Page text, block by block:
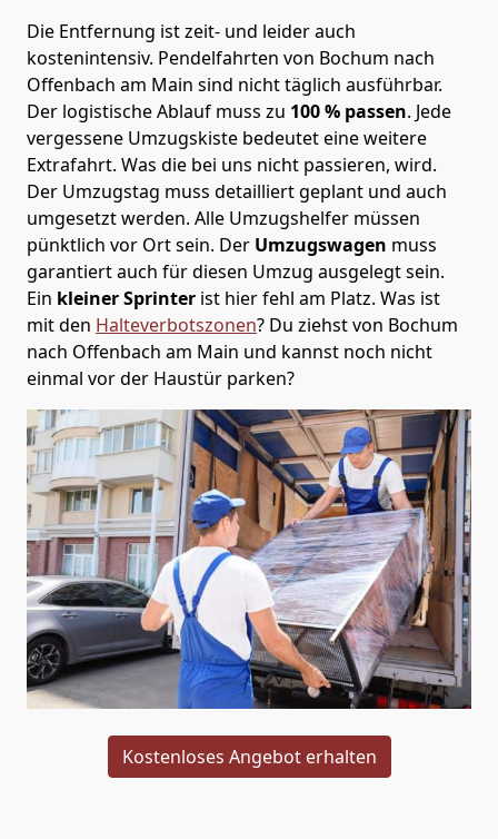
Die Entfernung ist zeit- und leider auch
kostenintensiv. Pendelfahrten von Bochum nach
Offenbach am Main sind nicht täglich ausführbar.
Der logistische Ablauf muss zu 100 % passen. Jede
vergessene Umzugskiste bedeutet eine weitere
Extrafahrt. Was die bei uns nicht passieren, wird.
Der Umzugstag muss detailliert geplant und auch
umgesetzt werden. Alle Umzugshelfer müssen
pünktlich vor Ort sein. Der Umzugswagen muss
garantiert auch für diesen Umzug ausgelegt sein.
Ein kleiner Sprinter ist hier fehl am Platz. Was ist
mit den Halteverbotszonen? Du ziehst von Bochum
nach Offenbach am Main und kannst noch nicht
einmal vor der Haustür parken?
Kostenloses Angebot erhalten